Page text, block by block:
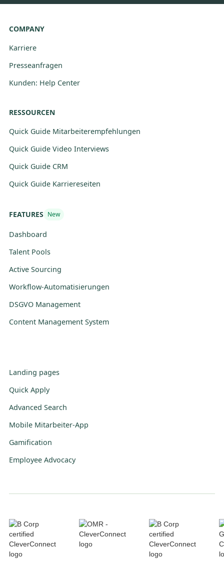
COMPANY
Karriere
Presseanfragen
Kunden: Help Center
RESSOURCEN
Quick Guide Mitarbeiterempfehlungen
Quick Guide Video Interviews
Quick Guide CRM
Quick Guide Karriereseiten
FEATURES New
Dashboard
Talent Pools
Active Sourcing
Workflow-Automatisierungen
DSGVO Management
Content Management System
Landing pages
Quick Apply
Advanced Search
Mobile Mitarbeiter-App
Gamification
Employee Advocacy